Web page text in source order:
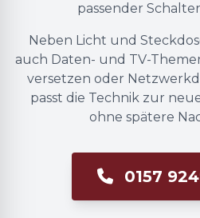
passender
Neben Licht und
auch Daten- und TV-
versetzen oder
passt die Technik zur
ohne spätere
0157